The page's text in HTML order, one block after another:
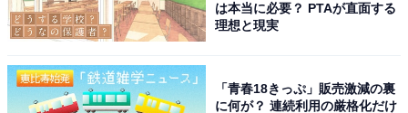
は本当に必要？ PTAが直面する
理想と現実
「青春18きっぷ」販売激減の裏
に何が？ 連続利用の厳格化だけ